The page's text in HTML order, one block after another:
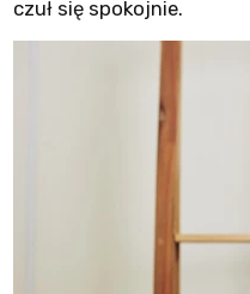
czuł się spokojnie.